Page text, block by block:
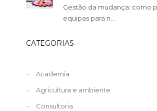
Gestão da mudança: como
equipas para n...
CATEGORIAS
Academia
Agricultura e ambiente
Consultoria